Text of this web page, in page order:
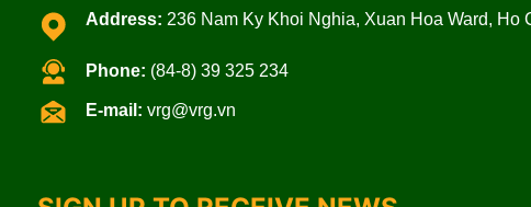
Address: 236 Nam Ky Khoi Nghia, Xuan Hoa Ward, Ho
Phone: (84-8) 39 325 234
E-mail: vrg@vrg.vn